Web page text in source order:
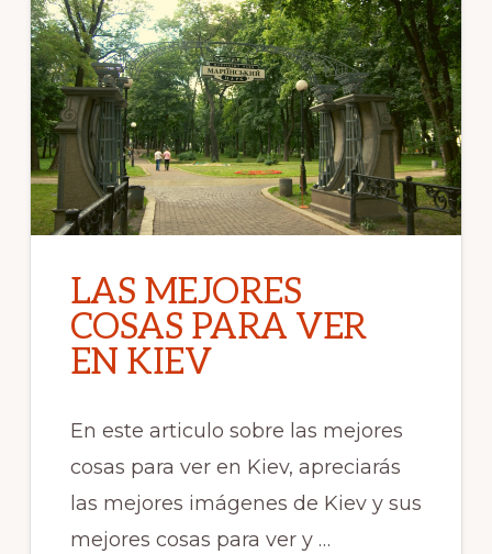
LAS MEJORES
COSAS PARA VER
EN KIEV
En este articulo sobre las mejores
cosas para ver en Kiev, apreciarás
las mejores imágenes de Kiev y sus
mejores cosas para ver y …